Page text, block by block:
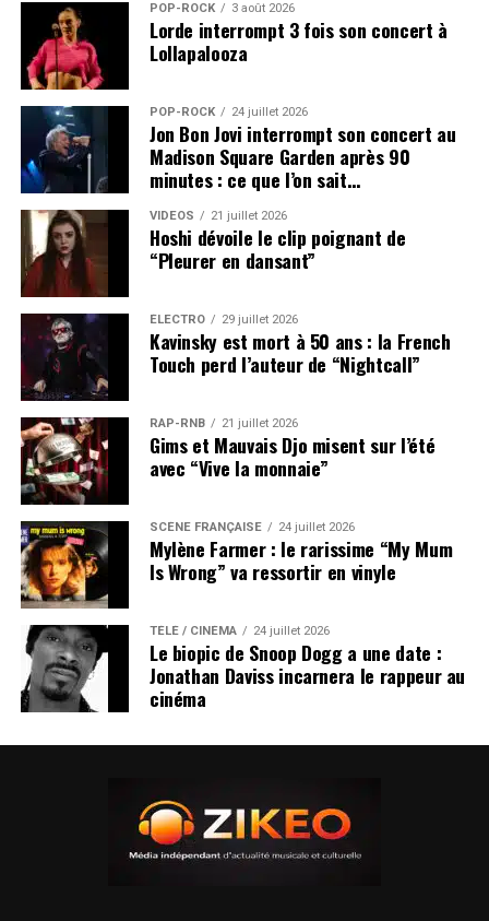
POP-ROCK 3 août 2026
Lorde interrompt 3 fois son concert à
Lollapalooza
POP-ROCK 24 juillet 2026
Jon Bon Jovi interrompt son concert au
Madison Square Garden après 90
minutes : ce que l’on sait…
VIDEOS 21 juillet 2026
Hoshi dévoile le clip poignant de
“Pleurer en dansant”
ÉLECTRO 29 juillet 2026
Kavinsky est mort à 50 ans : la French
Touch perd l’auteur de “Nightcall”
RAP-RNB 21 juillet 2026
Gims et Mauvais Djo misent sur l’été
avec “Vive la monnaie”
SCÈNE FRANÇAISE 24 juillet 2026
Mylène Farmer : le rarissime “My Mum
Is Wrong” va ressortir en vinyle
TÉLÉ / CINÉMA 24 juillet 2026
Le biopic de Snoop Dogg a une date :
Jonathan Daviss incarnera le rappeur au
cinéma